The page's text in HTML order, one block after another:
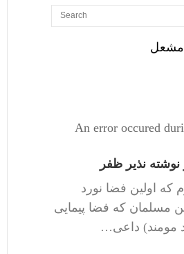
مشعل
An error occured
نوشته نذیر ظفر
که اولین فضا نورد
مسلمان که فضا پیمایی
مومند) داعی…